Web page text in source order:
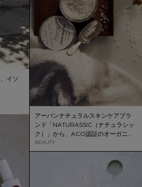
イソ
アーバンナチュラルスキンケアブラ
ンド「NATURASSIC（ナチュラシッ
ク）」から、ACO認証のオーガニッ
ク原料100％美容液＆バスソルト
BEAUTY